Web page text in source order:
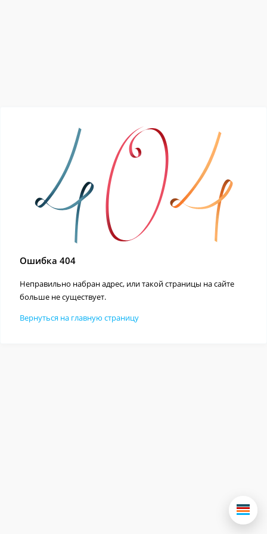
Ошибка 404
Неправильно набран адрес, или такой страницы на сайте
больше не существует.
Вернуться на главную страницу